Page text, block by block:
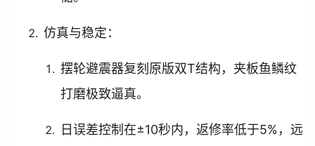
仿真与稳定：
摆轮避震器复刻原版双T结构，夹板鱼鳞纹
打磨极致逼真。
日误差控制在±10秒内，返修率低于5%，远